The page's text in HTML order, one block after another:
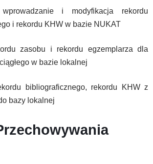
i modyfikacja rekordu
i rekordu KHW w bazie NUKAT
zasobu i rekordu egzemplarza dla
w bazie lokalnej
bibliograficznego, rekordu KHW z
bazy lokalnej